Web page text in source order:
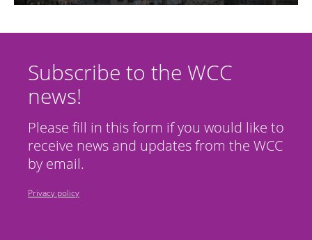
Subscribe to the WCC
news!
Please fill in this form if you would like to
receive news and updates from the WCC
by email.
Privacy policy